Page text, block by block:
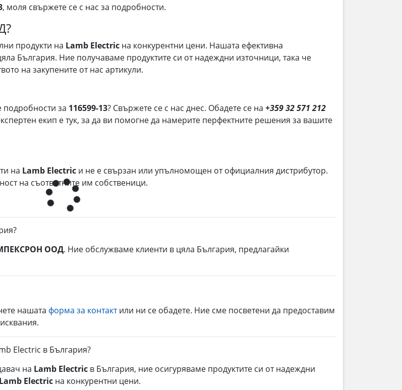
, моля свържете се с нас за подробности.
продукти на Lamb Electric на конкурентни цени. Нашата ефективна
България. Ние получаваме продуктите си от надеждни източници, така че
на закупените от нас артикули.
подробности за 116599-13? Свържете се с нас днес. Обадете се на +359 32 571 212
екип е тук, за да ви помогне да намерите перфектните решения за вашите
на Lamb Electric и не е свързан или упълномощен от официалния дистрибутор.
на съответните им собственици.
ООД. Ние обслужваме клиенти в цяла България, предлагайки
нашата форма за контактили ни се обадете. Ние сме посветени да предоставим
Electric в България?
на Lamb Electric в България, ние осигуряваме продуктите си от надеждни
Lamb Electric на конкурентни цени.